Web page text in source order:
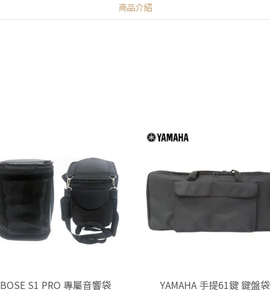
商品介紹
BOSE S1 PRO 專屬音響袋 YAMAHA 手提61鍵 鍵盤袋